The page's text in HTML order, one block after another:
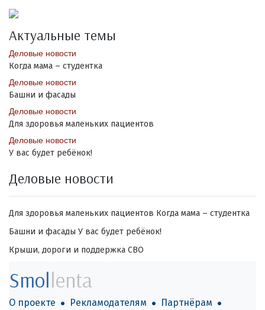
Актуальные темы
Деловые новости
Когда мама – студентка
Деловые новости
Башни и фасады
Деловые новости
Для здоровья маленьких пациентов
Деловые новости
У вас будет ребёнок!
Деловые новости
Для здоровья маленьких пациентов Когда мама – студентка
Башни и фасады У вас будет ребёнок!
Крыши, дороги и поддержка СВО
Smollenta
О проекте Рекламодателям
Партнёрам